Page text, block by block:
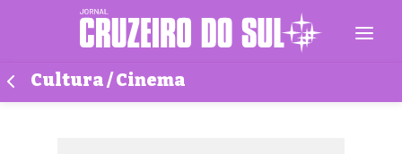
Cultura / Cinema